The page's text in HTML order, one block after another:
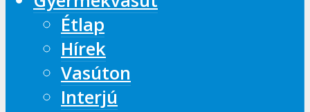
Étlap
Hírek
Vasúton
Interjú